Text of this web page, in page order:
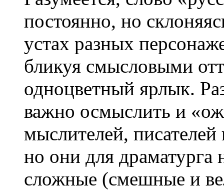
постоянно, но
устах разных
бликуя смысловыми
одноцветный ярлык.
важно осмыслить и
мыслителей,
но они для драматурга
сложные (смешные и